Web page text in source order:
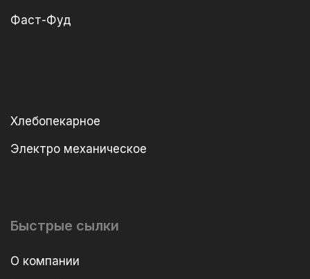
Фаст-Фуд
Хлебопекарное
Электро механическое
Быстрые сылки
О компании